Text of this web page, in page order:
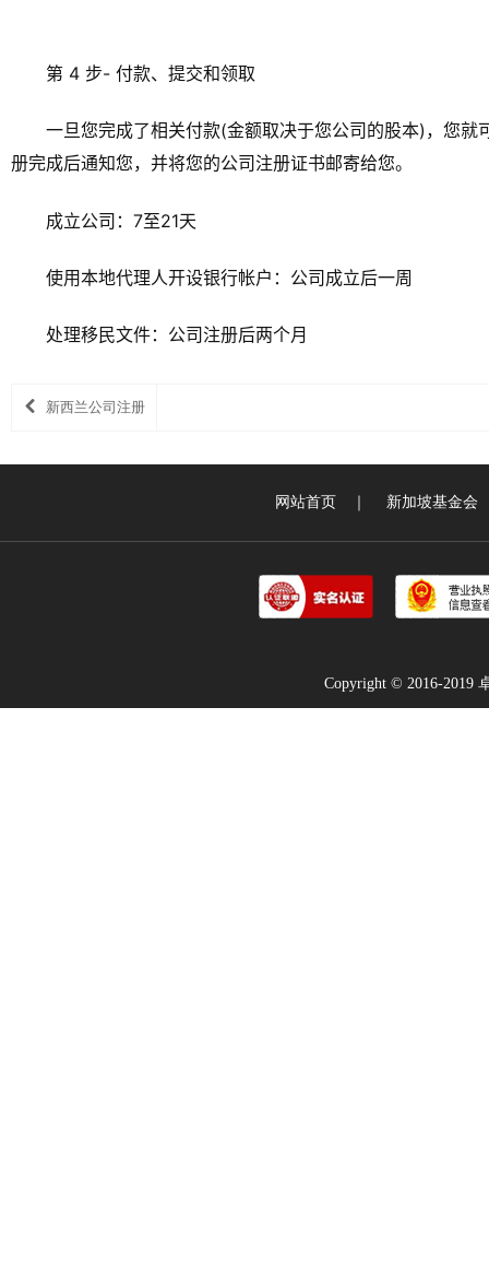
第 4 步- 付款、提交和领取
一旦您完成了相关付款(金额取决于您公司的股本)，您
册完成后通知您，并将您的公司注册证书邮寄给您。
成立公司：7至21天
使用本地代理人开设银行帐户：公司成立后一周
处理移民文件：公司注册后两个月
新西兰公司注册
网站首页 新加坡基金会
Copyright © 2016-2019